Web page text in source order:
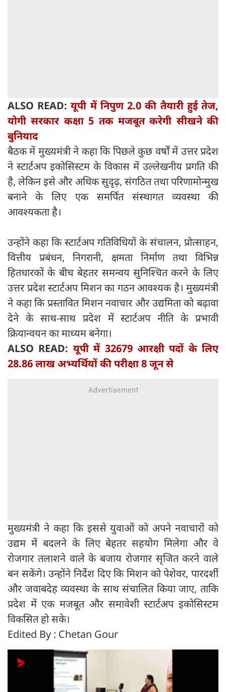
ALSO READ:यूपी में निपुण 2.0 की तैयारी हुई तेज,
योगी सरकार कक्षा 5 तक मजबूत करेगी सीखने की
बुनियाद
बैठक में मुख्यमंत्री ने कहा कि पिछले कुछ वर्षों में उत्तर प्रदेश
ने स्टार्टअप इकोसिस्टम के विकास में उल्लेखनीय प्रगति की
है, लेकिन इसे और अधिक सुदृढ़, संगठित तथा परिणामोन्मुख
बनाने के लिए एक समर्पित संस्थागत व्यवस्था की
आवश्यकता है।
उन्होंने कहा कि स्टार्टअप गतिविधियों के संचालन, प्रोत्साहन,
वित्तीय प्रबंधन, निगरानी, क्षमता निर्माण तथा विभिन्न
हितधारकों के बीच बेहतर समन्वय सुनिश्चित करने के लिए
उत्तर प्रदेश स्टार्टअप मिशन का गठन आवश्यक है। मुख्यमंत्री
ने कहा कि प्रस्तावित मिशन नवाचार और उद्यमिता को बढ़ावा
देने के साथ-साथ प्रदेश में स्टार्टअप नीति के प्रभावी
क्रियान्वयन का माध्यम बनेगा।
ALSO READ: यूपी में 32679 आरक्षी पदों के लिए
28.86 लाख अभ्यर्थियों की परीक्षा 8 जून से
मुख्यमंत्री ने कहा कि इससे युवाओं को अपने नवाचारों को
उद्यम में बदलने के लिए बेहतर सहयोग मिलेगा और वे
रोजगार तलाशने वाले के बजाय रोजगार सृजित करने वाले
बन सकेंगे। उन्होंने निर्देश दिए कि मिशन को पेशेवर, पारदर्शी
और जवाबदेह व्यवस्था के साथ संचालित किया जाए, ताकि
प्रदेश में एक मजबूत और समावेशी स्टार्टअप इकोसिस्टम
विकसित हो सके।
Edited By : Chetan Gour